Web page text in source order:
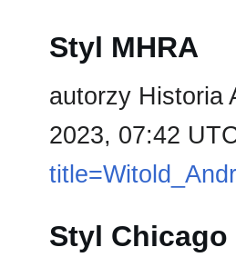
Styl MHRA
autorzy Historia
2023, 07:42
Styl Chicago